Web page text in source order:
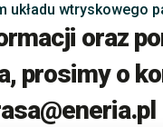
wtryskowego
oraz
prosimy o